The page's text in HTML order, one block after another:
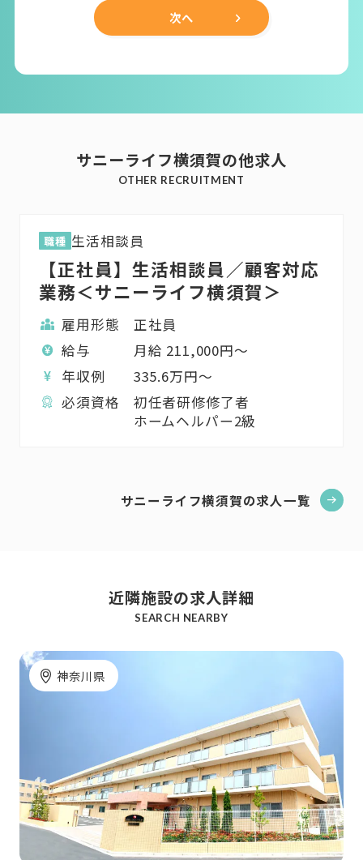
次へ
サニーライフ横須賀の他求人
OTHER RECRUITMENT
職種 生活相談員
【正社員】生活相談員／顧客対応
業務＜サニーライフ横須賀＞
雇用形態
正社員
給与
月給 211,000円〜
年収例
335.6万円〜
必須資格
初任者研修修了者
ホームヘルパー2級
サニーライフ横須賀の求人一覧
近隣施設の求人詳細
SEARCH NEARBY
神奈川県